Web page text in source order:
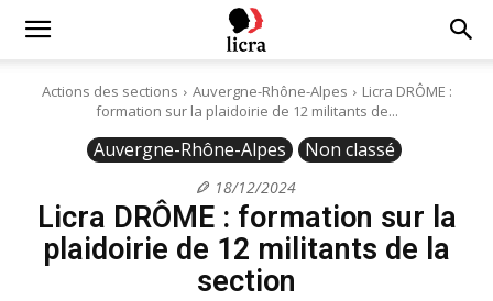
Licra
Antiraciste
Actions des sections Auvergne-Rhône-Alpes
Licra DRÔME :
formation sur la plaidoirie de 12 militants de...
Auvergne-Rhône-Alpes Non classé
18/12/2024
Licra DRÔME : formation sur la
plaidoirie de 12 militants de la
section